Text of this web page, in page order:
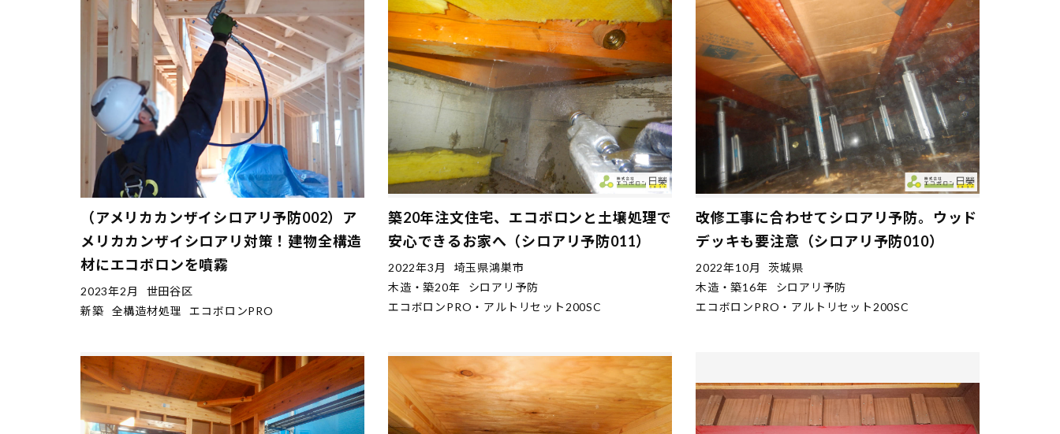
（アメリカカンザイシロアリ予防002）ア
メリカカンザイシロアリ対策！建物全構造
材にエコボロンを噴霧
2023年2月
世田谷区
新築
全構造材処理 エコボロンPRO
築20年注文住宅、エコボロンと土壌処理で
安心できるお家へ（シロアリ予防011）
2022年3月
埼玉県鴻巣市
木造・築20年
シロアリ予防
エコボロンPRO・アルトリセット200SC
改修工事に合わせてシロアリ予防。ウッド
デッキも要注意（シロアリ予防010）
2022年10月
茨城県
木造・築16年
シロアリ予防
エコボロンPRO・アルトリセット200SC